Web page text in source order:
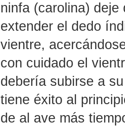
ninfa (carolina) deje
extender el dedo
vientre,
con cuidado el
debería subirse a
tiene éxito al
de al ave más